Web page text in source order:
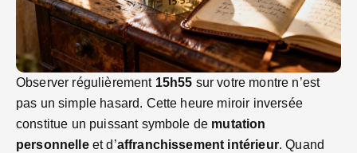
Observer régulièrement 15h55 sur votre montre n’est
pas un simple hasard. Cette heure miroir inversée
constitue un puissant symbole de mutation
personnelleet d’affranchissement intérieur. Quand